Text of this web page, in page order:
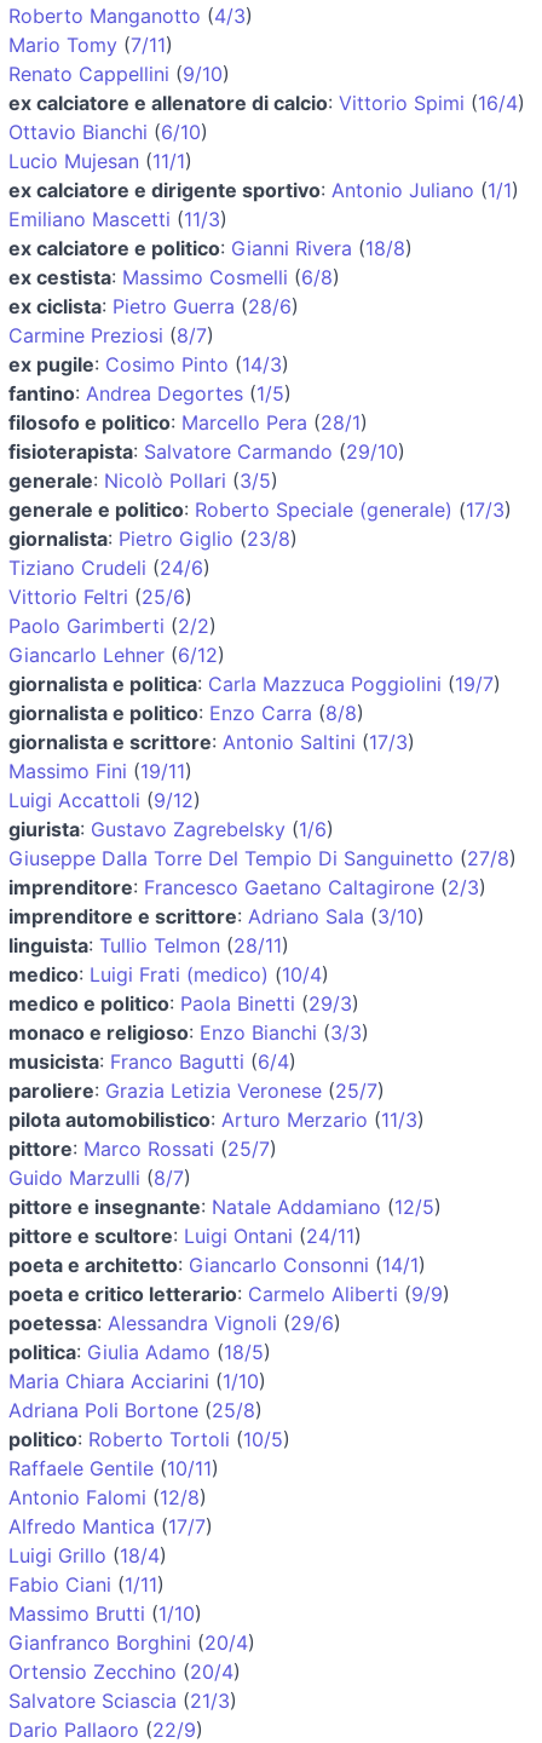
Roberto Manganotto (4/3)
Mario Tomy (7/11)
Renato Cappellini (9/10)
ex calciatore e allenatore di calcio: Vittorio Spimi (16/4)
Ottavio Bianchi (6/10)
Lucio Mujesan (11/1)
ex calciatore e dirigente sportivo: Antonio Juliano (1/1)
Emiliano Mascetti (11/3)
ex calciatore e politico: Gianni Rivera (18/8)
ex cestista: Massimo Cosmelli (6/8)
ex ciclista: Pietro Guerra (28/6)
Carmine Preziosi (8/7)
ex pugile: Cosimo Pinto (14/3)
fantino: Andrea Degortes (1/5)
filosofo e politico: Marcello Pera (28/1)
fisioterapista: Salvatore Carmando (29/10)
generale: Nicolò Pollari (3/5)
generale e politico: Roberto Speciale (generale) (17/3)
giornalista: Pietro Giglio (23/8)
Tiziano Crudeli (24/6)
Vittorio Feltri (25/6)
Paolo Garimberti (2/2)
Giancarlo Lehner (6/12)
giornalista e politica: Carla Mazzuca Poggiolini (19/7)
giornalista e politico: Enzo Carra (8/8)
giornalista e scrittore: Antonio Saltini (17/3)
Massimo Fini (19/11)
Luigi Accattoli (9/12)
giurista: Gustavo Zagrebelsky (1/6)
Giuseppe Dalla Torre Del Tempio Di Sanguinetto (27/8)
imprenditore: Francesco Gaetano Caltagirone (2/3)
imprenditore e scrittore: Adriano Sala (3/10)
linguista: Tullio Telmon (28/11)
medico: Luigi Frati (medico) (10/4)
medico e politico: Paola Binetti (29/3)
monaco e religioso: Enzo Bianchi (3/3)
musicista: Franco Bagutti (6/4)
paroliere: Grazia Letizia Veronese (25/7)
pilota automobilistico: Arturo Merzario (11/3)
pittore: Marco Rossati (25/7)
Guido Marzulli (8/7)
pittore e insegnante: Natale Addamiano (12/5)
pittore e scultore: Luigi Ontani (24/11)
poeta e architetto: Giancarlo Consonni (14/1)
poeta e critico letterario: Carmelo Aliberti (9/9)
poetessa: Alessandra Vignoli (29/6)
politica: Giulia Adamo (18/5)
Maria Chiara Acciarini (1/10)
Adriana Poli Bortone (25/8)
politico: Roberto Tortoli (10/5)
Raffaele Gentile (10/11)
Antonio Falomi (12/8)
Alfredo Mantica (17/7)
Luigi Grillo (18/4)
Fabio Ciani (1/11)
Massimo Brutti (1/10)
Gianfranco Borghini (20/4)
Ortensio Zecchino (20/4)
Salvatore Sciascia (21/3)
Dario Pallaoro (22/9)